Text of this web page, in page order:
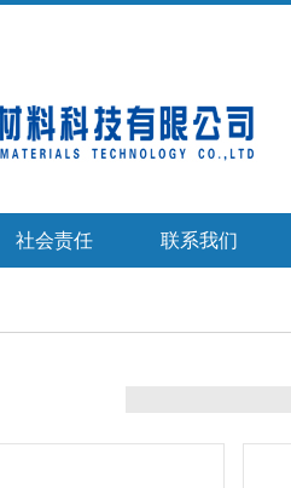
社会责任 联系我们